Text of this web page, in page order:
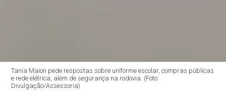
Tania Maion pede respostas sobre uniforme escolar, compras públicas
e rede elétrica, além de segurança na rodovia. (Foto:
Divulgação/Assessoria)